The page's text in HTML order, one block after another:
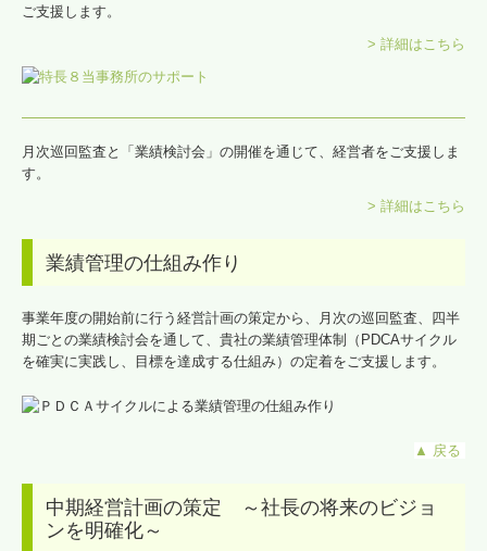
ご支援します。
> 詳細はこちら
月次巡回監査と「業績検討会」の開催を通じて、経営者をご支援しま
す。
> 詳細はこちら
業績管理の仕組み作り
事業年度の開始前に行う経営計画の策定から、月次の巡回監査、四半
期ごとの業績検討会を通して、貴社の業績管理体制（PDCAサイクル
を確実に実践し、目標を達成する仕組み）の定着をご支援します。
▲ 戻る
中期経営計画の策定 ～社長の将来のビジョ
ンを明確化～